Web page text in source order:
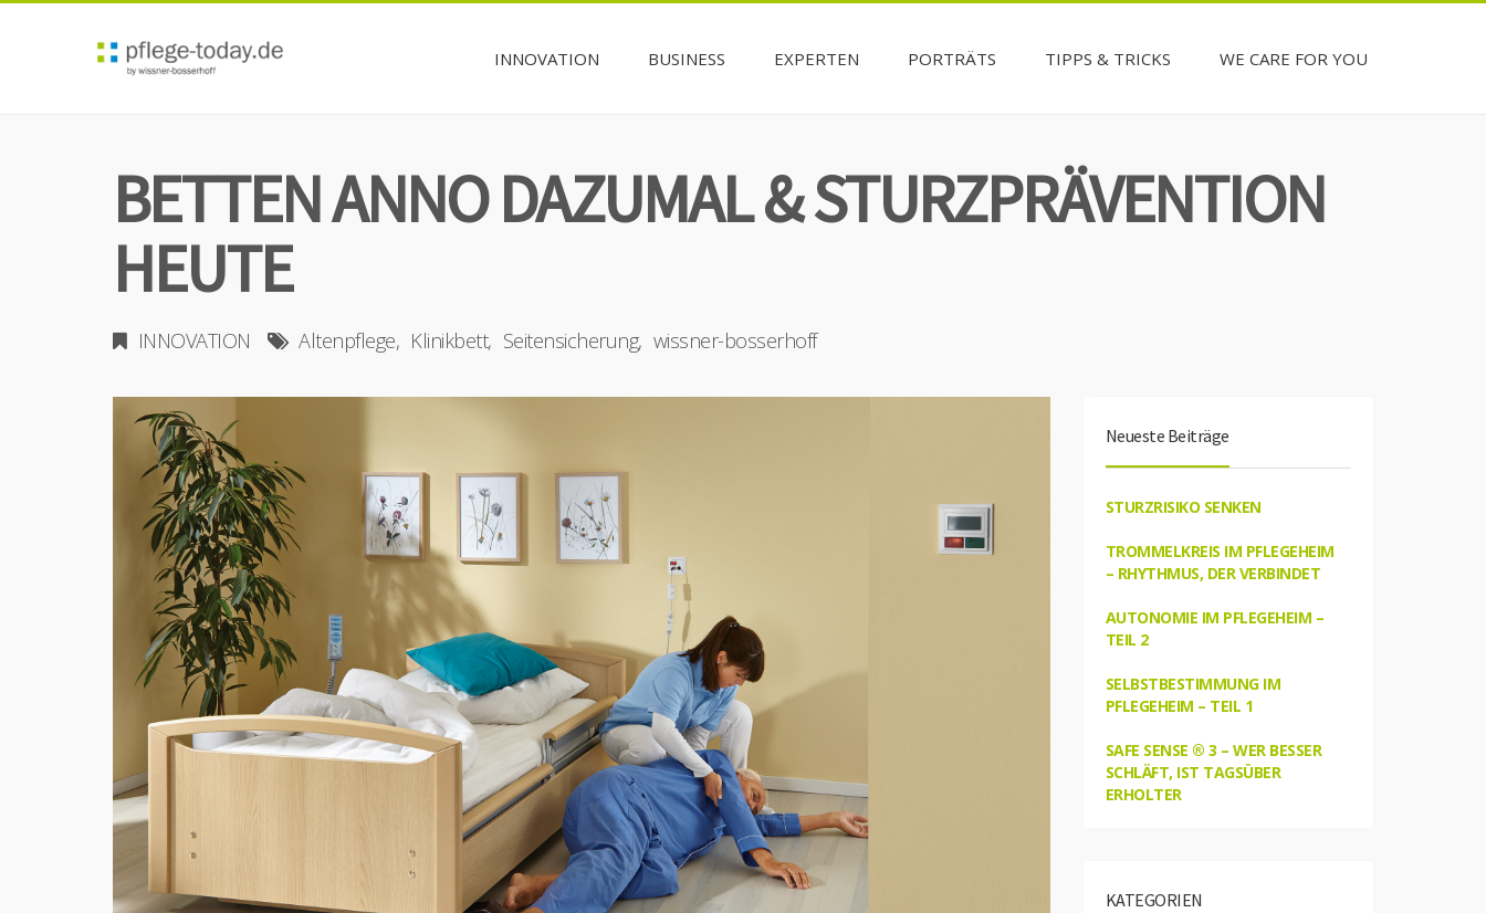
INNOVATION BUSINESS EXPERTEN PORTRÄTS TIPPS & TRICKS WE CARE FOR YOU
BETTEN ANNO DAZUMAL & STURZPRÄVENTION
HEUTE
INNOVATION Altenpflege Klinikbett Seitensicherung wissner-bosserhoff
Neueste Beiträge
STURZRISIKO SENKEN
TROMMELKREIS IM PFLEGEHEIM
– RHYTHMUS, DER VERBINDET
AUTONOMIE IM PFLEGEHEIM –
TEIL 2
SELBSTBESTIMMUNG IM
PFLEGEHEIM – TEIL 1
SAFE SENSE ® 3 – WER BESSER
SCHLÄFT, IST TAGSÜBER
ERHOLTER
KATEGORIEN